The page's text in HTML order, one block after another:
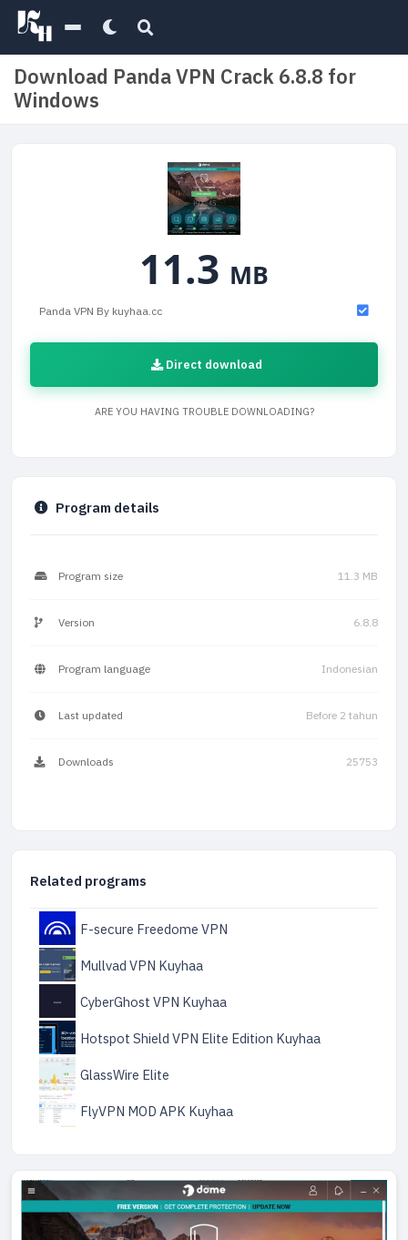
Download Panda VPN Crack 6.8.8 for
Windows
11.3 MB
Panda VPN By kuyhaa.cc
Direct download
ARE YOU HAVING TROUBLE DOWNLOADING?
Program details
Program size 11.3 MB
Version 6.8.8
Program language Indonesian
Last updated Before 2 tahun
Downloads 25753
Related programs
F-secure Freedome VPN
Mullvad VPN Kuyhaa
CyberGhost VPN Kuyhaa
Hotspot Shield VPN Elite Edition Kuyhaa
GlassWire Elite
FlyVPN MOD APK Kuyhaa